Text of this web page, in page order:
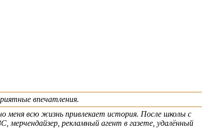
впечатления.
меня всю жизнь привлекает история. После школы с
мерчендайзер, рекламный агент в газете, удалённый